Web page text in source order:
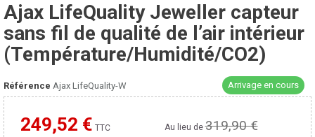
Ajax LifeQuality Jeweller capteur
sans fil de qualité de l’air intérieur
(Température/Humidité/CO2)
Référence Ajax LifeQuality-W Arrivage en cours
249,52 € TTC
Moins cher ailleurs ? Au lieu de319,90 €